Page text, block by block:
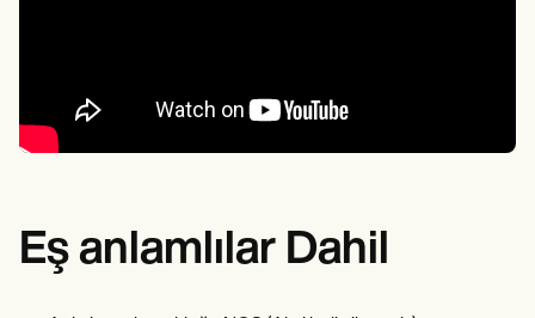
Eş anlamlılar Dahil